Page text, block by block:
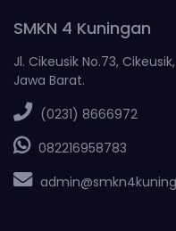
SMKN 4 Kuningan
Jl. Cikeusik No.73,
Jawa Barat.
(0231) 8666972
082216958783